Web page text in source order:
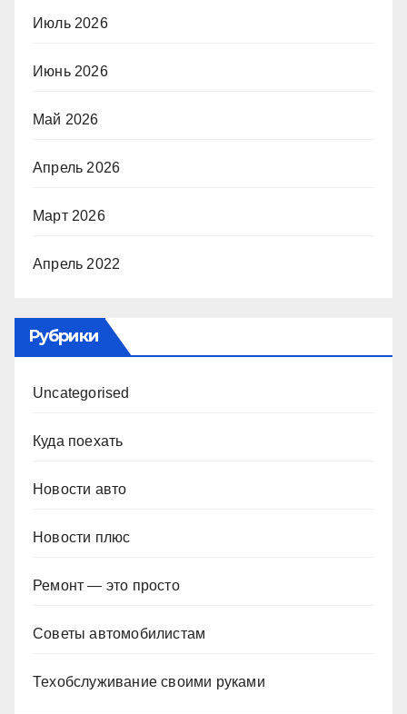
Июль 2026
Июнь 2026
Май 2026
Апрель 2026
Март 2026
Апрель 2022
Рубрики
Uncategorised
Куда поехать
Новости авто
Новости плюс
Ремонт — это просто
Советы автомобилистам
Техобслуживание своими руками